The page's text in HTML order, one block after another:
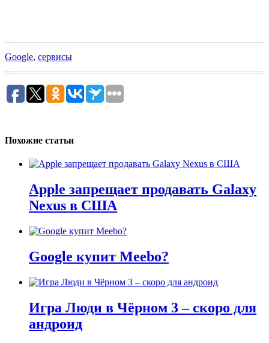
Google, сервисы
Похожие статьи
Apple запрещает продавать Galaxy
Nexus в США
Google купит Meebo?
Игра Люди в Чёрном 3 – скоро для
андроид